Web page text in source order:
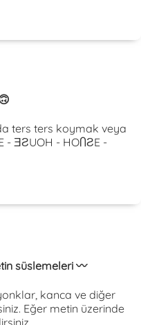
ters ters koymak veya
- ƎƧUOH - HOႶƧE -
süslemeleri 〰️
kanca ve diğer
Eğer metin üzerinde